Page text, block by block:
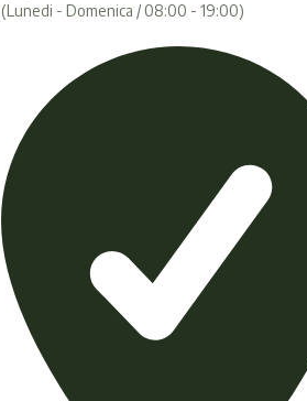
(Lunedi - Domenica / 08:00 - 19:00)